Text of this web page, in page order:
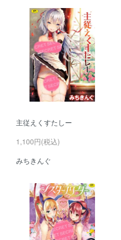
主従えくすたしー
1,100円(税込)
みちきんぐ